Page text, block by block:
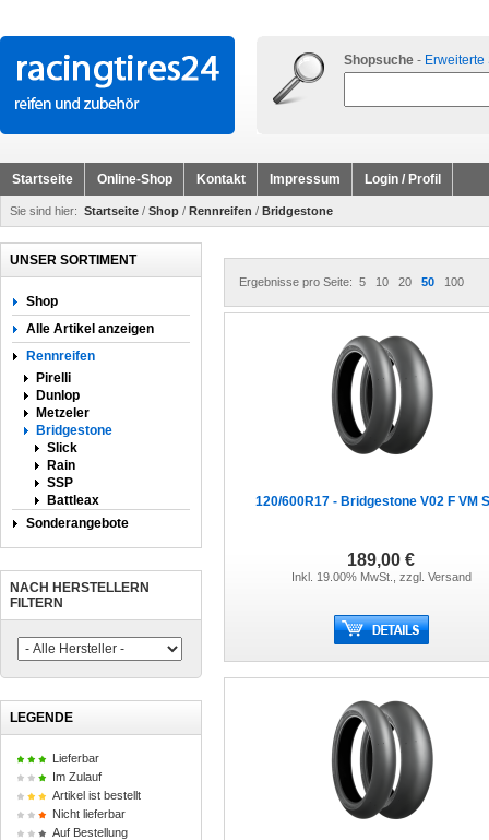
Shopsuche - Erweiterte
Startseite Online-Shop Kontakt Impressum Login / Profil
Sie sind hier: Startseite / Shop / Rennreifen / Bridgestone
UNSER SORTIMENT
Shop
Alle Artikel anzeigen
Rennreifen
Pirelli
Dunlop
Metzeler
Bridgestone
Slick
Rain
SSP
Battleax
Sonderangebote
NACH HERSTELLERN
FILTERN
LEGENDE
Lieferbar
Im Zulauf
Artikel ist bestellt
Nicht lieferbar
Auf Bestellung
Ergebnisse pro Seite: 5 10 20 50 100
120/600R17 - Bridgestone V02 F VM
189,00 €
Inkl. 19.00% MwSt., zzgl. Versand